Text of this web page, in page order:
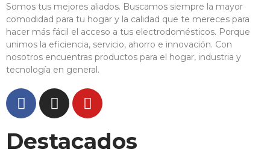
Somos tus mejores aliados. Buscamos siempre la mayor
comodidad para tu hogar y la calidad que te mereces para
hacer más fácil el acceso a tus electrodomésticos. Porque
unimos la eficiencia, servicio, ahorro e innovación. Con
nosotros encuentras productos para el hogar, industria y
tecnología en general.
Destacados